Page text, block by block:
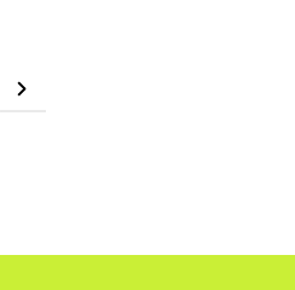
reading page
Сторінка
Наступне